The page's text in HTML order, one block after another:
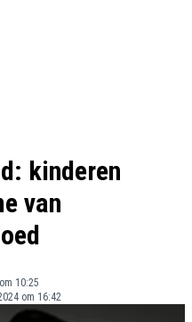
kinderen
van
10:25
om 16:42